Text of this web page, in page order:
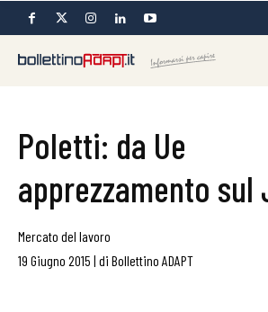
Poletti: da Ue
apprezzamento sul
Mercato del lavoro
19 Giugno 2015 | di Bollettino ADAPT